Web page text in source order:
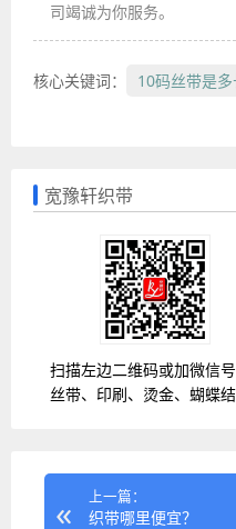
司竭诚为你服务。
核心关键词： 10码丝带是
宽豫轩织带
扫描左边二维码或加微信
丝带、印刷、烫金、蝴蝶
上一篇：
织带哪里便宜？